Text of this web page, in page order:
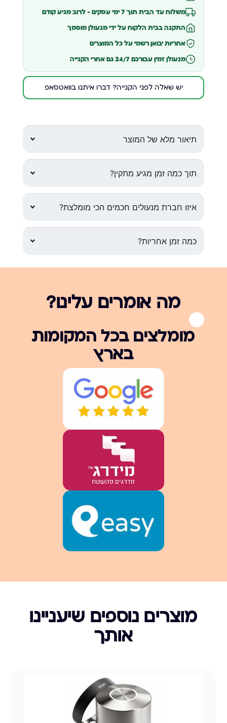
משלוח עד הבית תוך 7 ימי עסקים – לרוב מגיע קודם
התקנה בבית הלקוח על ידי מנעולן מוסמך
אחריות יבואן רשמי על כל המוצרים
מנעולן זמין עבורכם 24/7 גם אחרי הקנייה
יש שאלה לפני הקנייה? דברו איתנו בוואטסאפ
תיאור מלא של המוצר
תוך כמה זמן מגיע מתקין?
איזו חברת מנעולים חכמים הכי מומלצת?
כמה זמן אחריות?
מה אומרים עלינו?
מומלצים בכל המקומות
בארץ
מוצרים נוספים שיעניינו
אותך